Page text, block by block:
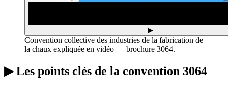
▶
Convention collective des industries de la fabrication de
la chaux expliquée en vidéo — brochure 3064.
▶Les points clés de la convention 3064